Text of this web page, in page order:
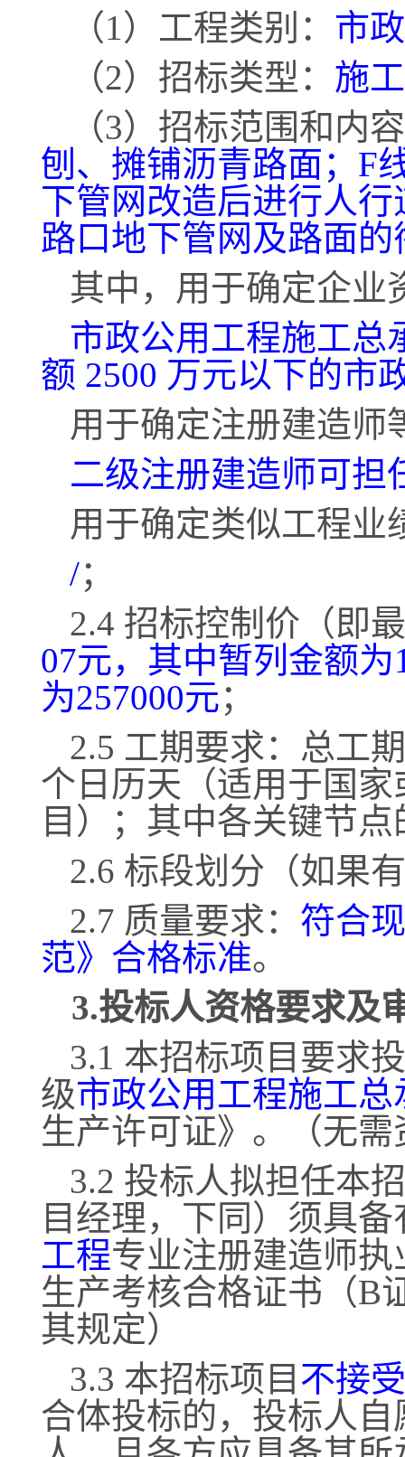
（1）工程类别： 市
（2）招标类型： 施
（3）招标范围和内
刨、摊铺沥青路面； F
下管网改造后进行人
路口地下管网及路面的
其中，用于确定企业
市政公用工程施工总
额 2500 万元以下的市
用于确定注册建造师
二级注册建造师可担
用于确定类似工程业
/；
2.4 招标控制价（即
07元，其中暂列金额为
为257000元；
2.5 工期要求：总工
个日历天（适用于国
目）；其中各关键节
2.6 标段划分（如果
2.7 质量要求： 符合
范》合格标准。
3.投标人资格要求及
3.1 本招标项目要求
级市政公用工程施工总
生产许可证》。（无
3.2 投标人拟担任本
目经理，下同）须具
工程专业注册建造师
生产考核合格证书（B
其规定）
3.3 本招标项目 不接受
合体投标的，投标人